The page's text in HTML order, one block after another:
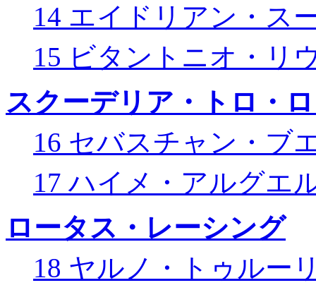
14 エイドリアン・ス
15 ビタントニオ・リ
スクーデリア・トロ・
16 セバスチャン・ブ
17 ハイメ・アルグエ
ロータス・レーシング
18 ヤルノ・トゥルー